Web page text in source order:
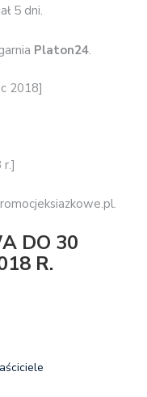
5 dni.
Platon24.
2018]
r.]
DO 30
R.